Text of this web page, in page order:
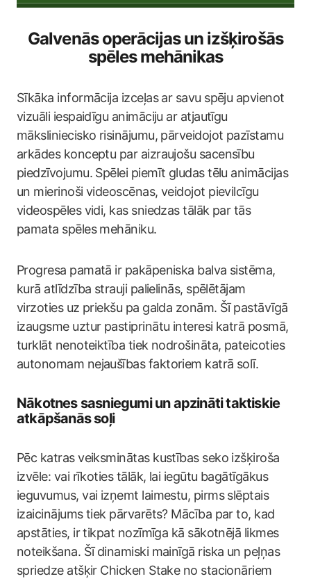
Galvenās operācijas un izšķirošās
spēles mehānikas
Sīkāka informācija izceļas ar savu spēju apvienot
vizuāli iespaidīgu animāciju ar atjautīgu
māksliniecisko risinājumu, pārveidojot pazīstamu
arkādes konceptu par aizraujošu sacensību
piedzīvojumu. Spēlei piemīt gludas tēlu animācijas
un mierinoši videoscēnas, veidojot pievilcīgu
videospēles vidi, kas sniedzas tālāk par tās
pamata spēles mehāniku.
Progresa pamatā ir pakāpeniska balva sistēma,
kurā atlīdzība strauji palielinās, spēlētājam
virzoties uz priekšu pa galda zonām. Šī pastāvīgā
izaugsme uztur pastiprinātu interesi katrā posmā,
turklāt nenoteiktība tiek nodrošināta, pateicoties
autonomam nejaušības faktoriem katrā solī.
Nākotnes sasniegumi un apzināti taktiskie
atkāpšanās soļi
Pēc katras veiksminātas kustības seko izšķiroša
izvēle: vai rīkoties tālāk, lai iegūtu bagātīgākus
ieguvumus, vai izņemt laimestu, pirms slēptais
izaicinājums tiek pārvarēts? Mācība par to, kad
apstāties, ir tikpat nozīmīga kā sākotnējā likmes
noteikšana. Šī dinamiski mainīgā riska un peļņas
spriedze atšķir Chicken Stake no stacionāriem